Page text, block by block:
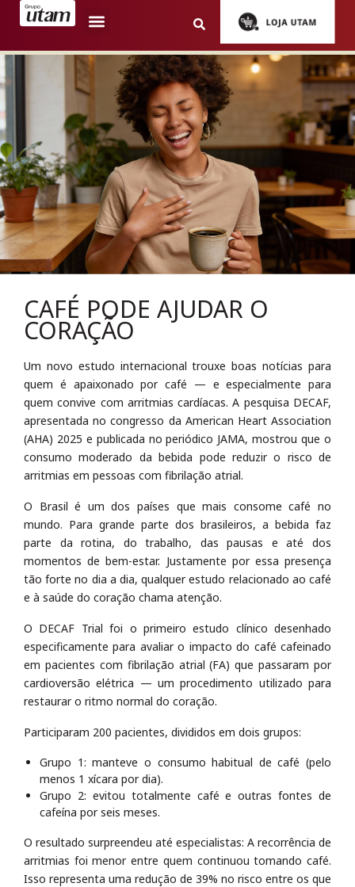
CAFÉ PODE AJUDAR O
CORAÇÃO
Um novo estudo internacional trouxe boas notícias para
quem é apaixonado por café — e especialmente para
quem convive com arritmias cardíacas. A pesquisa DECAF,
apresentada no congresso da American Heart Association
(AHA) 2025 e publicada no periódico JAMA, mostrou que o
consumo moderado da bebida pode reduzir o risco de
arritmias em pessoas com fibrilação atrial.
O Brasil é um dos países que mais consome café no
mundo. Para grande parte dos brasileiros, a bebida faz
parte da rotina, do trabalho, das pausas e até dos
momentos de bem-estar. Justamente por essa presença
tão forte no dia a dia, qualquer estudo relacionado ao café
e à saúde do coração chama atenção.
O DECAF Trial foi o primeiro estudo clínico desenhado
especificamente para avaliar o impacto do café cafeinado
em pacientes com fibrilação atrial (FA) que passaram por
cardioversão elétrica — um procedimento utilizado para
restaurar o ritmo normal do coração.
Participaram 200 pacientes, divididos em dois grupos:
Grupo 1: manteve o consumo habitual de café (pelo
menos 1 xícara por dia).
Grupo 2: evitou totalmente café e outras fontes de
cafeína por seis meses.
O resultado surpreendeu até especialistas: A recorrência de
arritmias foi menor entre quem continuou tomando café.
Isso representa uma redução de 39% no risco entre os que